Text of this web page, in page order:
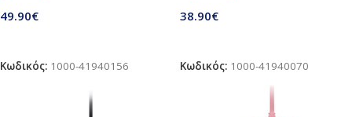
49.90€
Κωδικός: 1000-41940156
38.90€
Κωδικός: 1000-41940070